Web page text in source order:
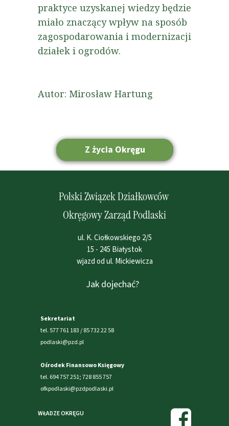
Z życia Okręgu
Strona główna
praktyce uzyskanej wiedzy będzie
miało znaczący wpływ na sposób
zagospodarowania i modernizacji
działek i ogrodów.
Autor: Mirosław Hartung
Jak dojechać?
Polski Związek Działkowców
Okręgowy Zarząd Podlaski
ul. K. Ciołkowskiego 2/5
15 - 245 Białystok
wjazd od ul. Mickiewicza
Sekretariat
tel. 577 761 183 / 85 732 22 58
podlaski@pzd.pl
Ośrodek Finansowo Księgowy
tel. 694 757 251; 728 855 757
ofkpodlaski@pzdpodlaski.pl
WŁADZE OKRĘGU